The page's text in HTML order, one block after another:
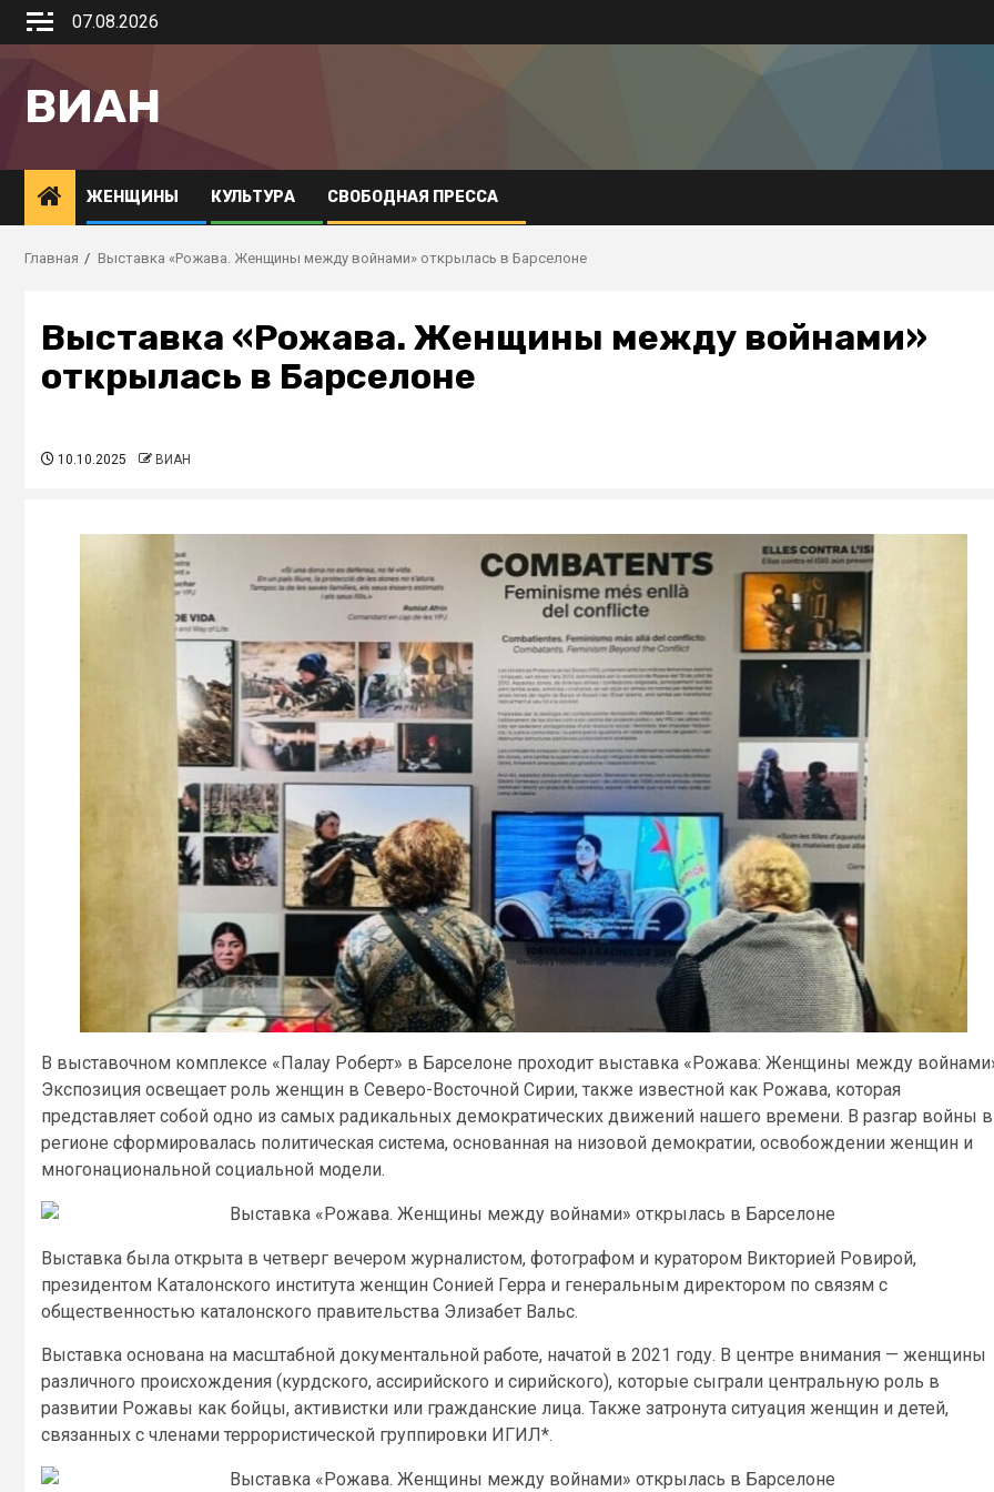
07.08.2026
ВИАН
ЖЕНЩИНЫ КУЛЬТУРА СВОБОДНАЯ ПРЕССА
Главная Выставка «Рожава. Женщины между войнами» открылась в Барселоне
Выставка «Рожава. Женщины между войнами»
открылась в Барселоне
10.10.2025 ВИАН
В выставочном комплексе «Палау Роберт» в Барселоне проходит выставка «Рожава: Женщины между
Экспозиция освещает роль женщин в Северо-Восточной Сирии, также известной как Рожава, которая
представляет собой одно из самых радикальных демократических движений нашего времени. В разгар войны в
регионе сформировалась политическая система, основанная на низовой демократии, освобождении женщин и
многонациональной социальной модели.
Выставка была открыта в четверг вечером журналистом, фотографом и куратором Викторией Ровирой,
президентом Каталонского института женщин Сонией Герра и генеральным директором по связям с
общественностью каталонского правительства Элизабет Вальс.
Выставка основана на масштабной документальной работе, начатой в 2021 году. В центре внимания — женщины
различного происхождения (курдского, ассирийского и сирийского), которые сыграли центральную роль в
развитии Рожавы как бойцы, активистки или гражданские лица. Также затронута ситуация женщин и детей,
связанных с членами террористической группировки ИГИЛ*.